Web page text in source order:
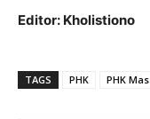
Editor: Kholistiono
TAGS PHK PHK